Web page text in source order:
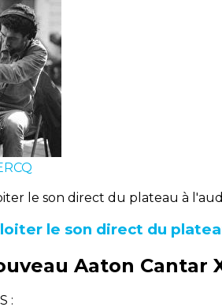
le son direct du
Aaton Cantar
: